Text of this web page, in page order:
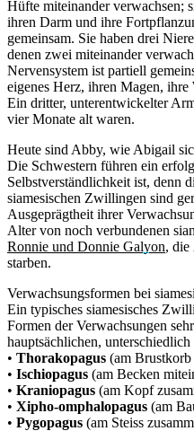
Hüfte miteinander verwachsen;
ihren Darm und ihre
gemeinsam. Sie haben drei
denen zwei miteinander
Nervensystem ist partiell
eigenes Herz, ihren Magen,
Ein dritter, unterentwickelter
vier Monate alt waren.
Heute sind Abby, wie Abigail
Die Schwestern führen ein
Selbstverständlichkeit ist, denn
siamesischen Zwillingen sind
Ausgeprägtheit ihrer
Alter von noch verbundenen
Ronnie und Donnie Galyon, die
starben.
Verwachsungsformen bei
Ein typisches siamesisches
Formen der Verwachsungen
hauptsächlichen,
• Thorakopagus (am
• Ischiopagus (am Becken
• Kraniopagus (am Kopf
• Xipho-omphalopagus (am
• Pygopagus (am Steiss